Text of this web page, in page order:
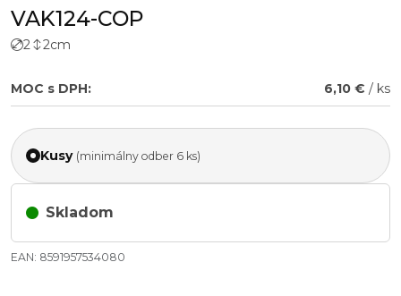
VAK124-COP
2 2cm
MOC s DPH: 6,10 € / ks
Kusy (minimálny odber 6 ks)
Skladom
EAN: 8591957534080